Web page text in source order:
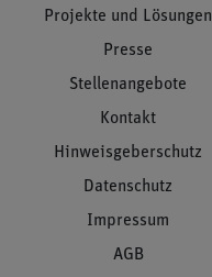
Projekte und Lösungen
Presse
Stellenangebote
Kontakt
Hinweisgeberschutz
Datenschutz
Impressum
AGB